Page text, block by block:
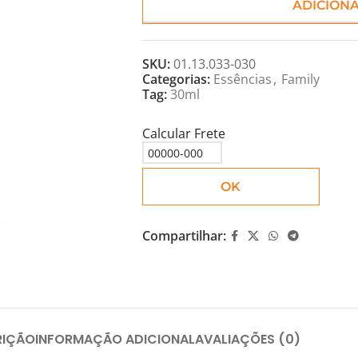
SKU:01.13.033-030
Categorias: Essências, Family
Tag:30ml
Calcular Frete
OK
Compartilhar:
INFORMAÇÃO ADICIONALAVALIAÇÕES (0)